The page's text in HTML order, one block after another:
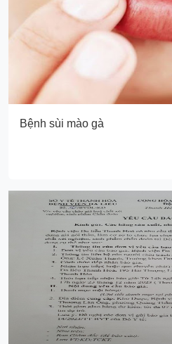
Bệnh sùi mào gà